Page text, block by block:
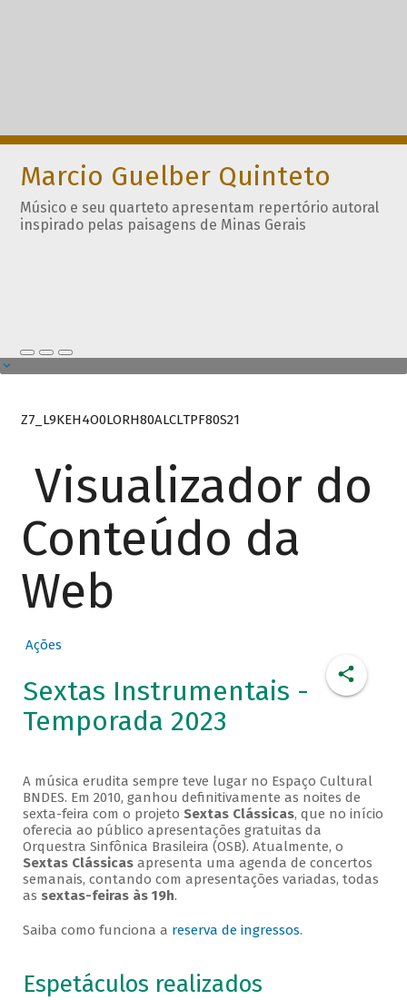
Marcio Guelber Quinteto
Músico e seu quarteto apresentam repertório autoral
inspirado pelas paisagens de Minas Gerais
Z7_L9KEH4O0LORH80ALCLTPF80S21
Visualizador do
Conteúdo da
Web
Ações
Sextas Instrumentais -
Temporada 2023
A música erudita sempre teve lugar no Espaço Cultural
BNDES. Em 2010, ganhou definitivamente as noites de
sexta-feira com o projeto Sextas Clássicas, que no início
oferecia ao público apresentações gratuitas da
Orquestra Sinfônica Brasileira (OSB). Atualmente, o
Sextas Clássicasapresenta uma agenda de concertos
semanais, contando com apresentações variadas, todas
as sextas-feiras às 19h.
Saiba como funciona a reserva de ingressos.
Espetáculos realizados